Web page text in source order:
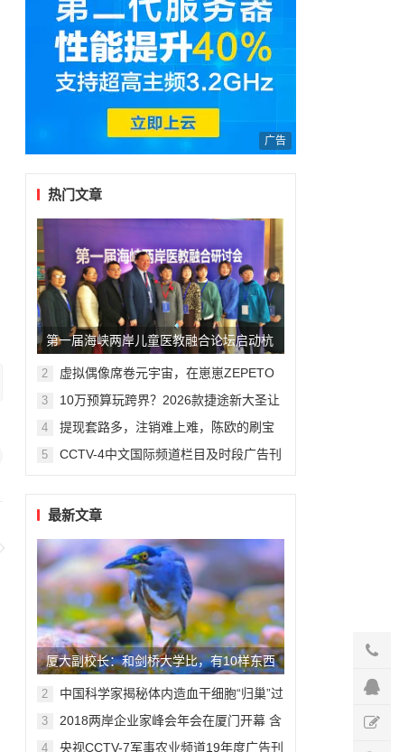
广告
热门文章
第一届海峡两岸儿童医教融合论坛启动杭
州复旦儿童医院“复星”计划
2
虚拟偶像席卷元宇宙，在崽崽ZEPETO
3
10万预算玩跨界？2026款捷途新大圣让
4
提现套路多，注销难上难，陈欧的刷宝
5
CCTV-4中文国际频道栏目及时段广告刊
最新文章
厦大副校长：和剑桥大学比，有10样东西
我们做不到
2
中国科学家揭秘体内造血干细胞“归巢”过
3
2018两岸企业家峰会年会在厦门开幕 含
4 央视CCTV-7军事农业频道19年度广告刊